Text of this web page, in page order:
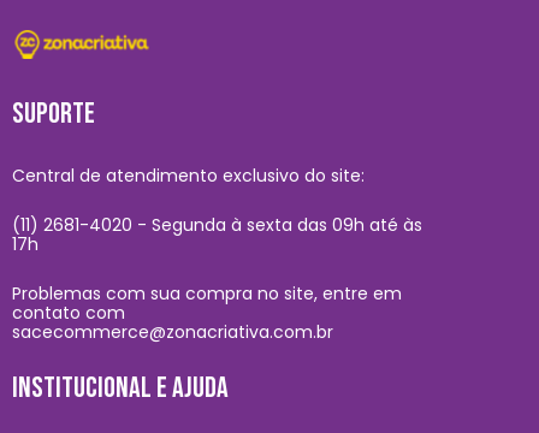
SUPORTE
Central de atendimento exclusivo do site:
(11) 2681-4020 - Segunda à sexta das 09h até às
17h
Problemas com sua compra no site, entre em
contato com
sacecommerce@zonacriativa.com.br
INSTITUCIONAL E AJUDA